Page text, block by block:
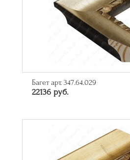
Багет арт. 347.64.029
22136 руб.